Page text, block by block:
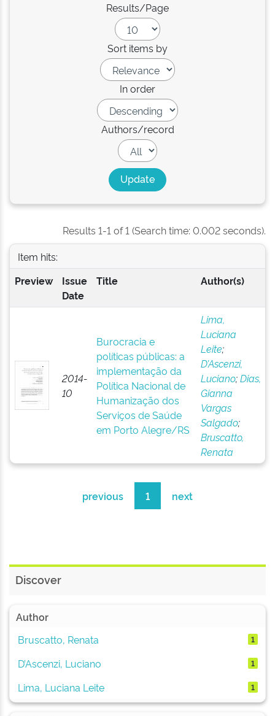
Results/Page
Sort items by
In order
Authors/record
Results 1-1 of 1 (Search time: 0.002 seconds).
Item hits:
Preview
Issue
Date
Title Author(s)
2014-
10
Burocracia e
políticas públicas: a
implementação da
Política Nacional de
Humanização dos
Serviços de Saúde
em Porto Alegre/RS
Lima,
Luciana
Leite;
D’Ascenzi,
Luciano;Dias,
Gianna
Vargas
Salgado;
Bruscatto,
Renata
previous 1 next
Discover
Author
Bruscatto, Renata
1
D’Ascenzi, Luciano 1
Lima, Luciana Leite 1